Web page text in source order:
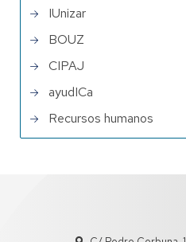
IUnizar
BOUZ
CIPAJ
ayudICa
Recursos humanos